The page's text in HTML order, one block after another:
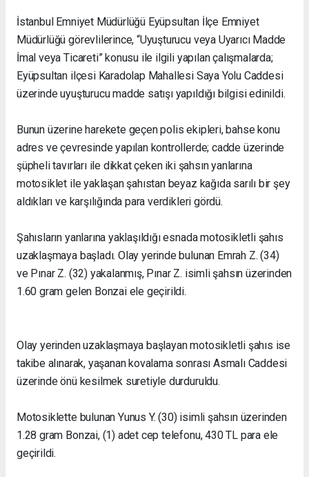
İstanbul Emniyet Müdürlüğü Eyüpsultan İlçe Emniyet
Müdürlüğü görevlilerince, “Uyuşturucu veya Uyarıcı Madde
İmal veya Ticareti” konusu ile ilgili yapılan çalışmalarda;
Eyüpsultan ilçesi Karadolap Mahallesi Saya Yolu Caddesi
üzerinde uyuşturucu madde satışı yapıldığı bilgisi edinildi.
Bunun üzerine harekete geçen polis ekipleri, bahse konu
adres ve çevresinde yapılan kontrollerde; cadde üzerinde
şüpheli tavırları ile dikkat çeken iki şahsın yanlarına
motosiklet ile yaklaşan şahıstan beyaz kağıda sarılı bir şey
aldıkları ve karşılığında para verdikleri gördü.
Şahısların yanlarına yaklaşıldığı esnada motosikletli şahıs
uzaklaşmaya başladı. Olay yerinde bulunan Emrah Z. (34)
ve Pınar Z. (32) yakalanmış, Pınar Z. isimli şahsın üzerinden
1.60 gram gelen Bonzai ele geçirildi.
Olay yerinden uzaklaşmaya başlayan motosikletli şahıs ise
takibe alınarak, yaşanan kovalama sonrası Asmalı Caddesi
üzerinde önü kesilmek suretiyle durduruldu.
Motosiklette bulunan Yunus Y. (30) isimli şahsın üzerinden
1.28 gram Bonzai, (1) adet cep telefonu, 430 TL para ele
geçirildi.